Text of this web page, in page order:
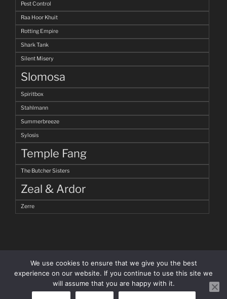
Pest Control
Raa Hoor Khuit
Rotting Empire
Shark Tank
Silent Misery
Slomosa
Spiritbox
Stahlmann
Summerbreeze
Sylosis
Temple Fang
The Butcher Sisters
Zeal & Ardor
Zerre
facebookInstagram
We use cookies to ensure that we give you the best
experience on our website. If you continue to use this site we
will assume that you are happy with it.